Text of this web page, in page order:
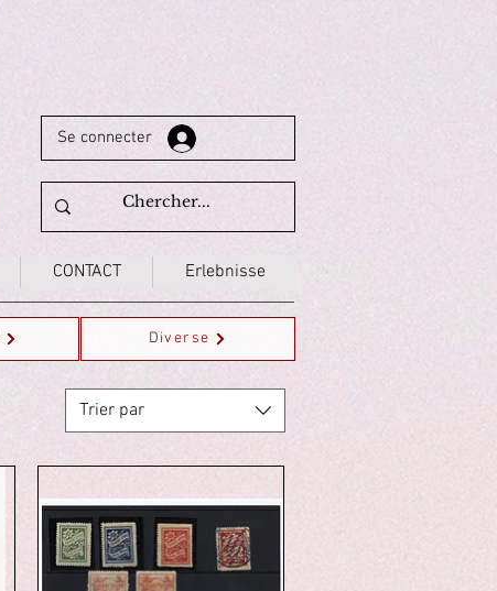
Se connecter
CONTACT Erlebnisse
Diverse
Trier par